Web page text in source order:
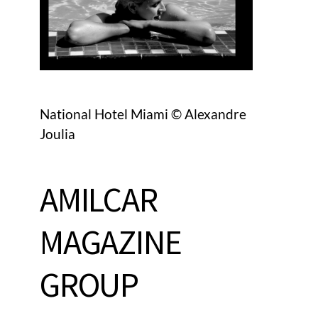
National Hotel Miami © Alexandre
Joulia
AMILCAR
MAGAZINE
GROUP